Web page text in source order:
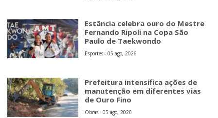
Estância celebra ouro do Mestre
Fernando Ripoli na Copa São
Paulo de Taekwondo
Esportes - 05 ago, 2026
Prefeitura intensifica ações de
manutenção em diferentes vias
de Ouro Fino
Obras - 05 ago, 2026